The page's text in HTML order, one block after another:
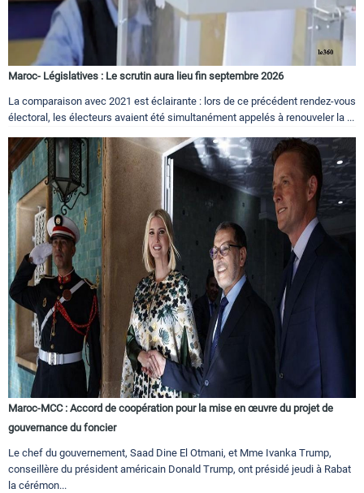
Maroc- Législatives : Le scrutin aura lieu fin septembre 2026
La comparaison avec 2021 est éclairante : lors de ce précédent rendez-vous
électoral, les électeurs avaient été simultanément appelés à renouveler la ...
Maroc-MCC : Accord de coopération pour la mise en œuvre du projet de
gouvernance du foncier
Le chef du gouvernement, Saad Dine El Otmani, et Mme Ivanka Trump,
conseillère du président américain Donald Trump, ont présidé jeudi à Rabat
la cérémon...